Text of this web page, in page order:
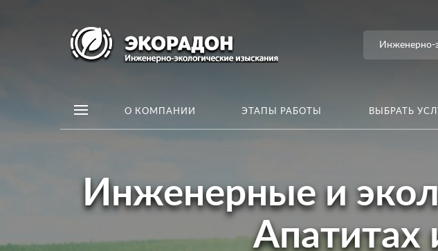
Инженерно-
О КОМПАНИИ ЭТАПЫ РАБОТЫ ВЫБРАТЬ
Инженерные и
Апатитах